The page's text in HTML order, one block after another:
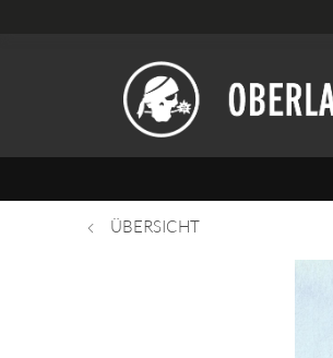
ÜBERSICHT